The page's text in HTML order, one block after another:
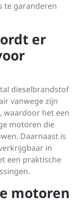
te garanderen
er
dieselbrandstof
vanwege zijn
waardoor het een
motoren die
Daarnaast is
in
een praktische
motoren